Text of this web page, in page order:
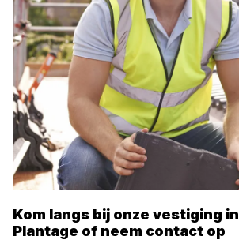
Kom langs bij onze vestiging in
Plantage of neem contact op